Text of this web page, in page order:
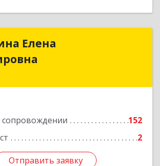
Елена
сопровождении
152
2
Отправить заявку
ИП Кудрина Елена
Подробнее
Отправить заявку